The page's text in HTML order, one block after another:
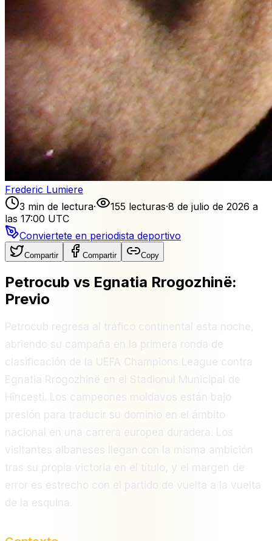
Frederic Lumiere
3 min de lectura· 155 lecturas·8 de julio de 2026 a
las 17:00 UTC
Conviertete en periodista deportivo
Compartir Compartir Copy
Petrocub vs Egnatia Rrogozhinë:
Previo
Petrocub regresa al tráfico continental esta noche,
abriendo su campaña en la primera ronda de
clasificación de la UEFA Champions League contra
Egnatia Rrogozhinë en el Stadionul Municipal de
Hîncești. Los campeones moldavos están bajo
presión para traducir su dominio en el ámbito
nacional en una carrera europea duradera. Los
visitantes albaneses llegan con la misma ambición
tras su propia victoria en el título, y el margen de
error es estrecho con el partido de vuelta a la vuelta
de la esquina.